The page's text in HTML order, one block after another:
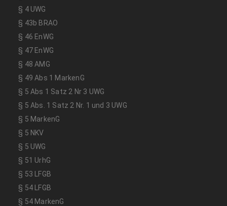
§ 4 UWG
§ 43b BRAO
§ 46 EnWG
§ 47 EnWG
§ 48 AMG
§ 49 Abs 1 MarkenG
§ 5 Abs 1 Satz 2 Nr 3 UWG
§ 5 Abs. 1 Satz 2 Nr. 1 und 3 UWG
§ 5 MarkenG
§ 5 NKV
§ 5 UWG
§ 51 UrhG
§ 53 LFGB
§ 54 LFGB
§ 54 MarkenG